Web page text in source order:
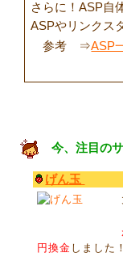
さらに！ASP自
ASPやリンクス
参考 ⇒ASP
今、注目の
げん玉
円換金 しました